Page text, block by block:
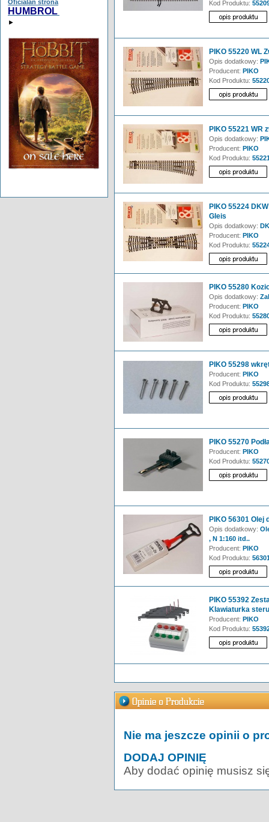
Oficialan strona
HUMBROL
►
Kod Produktu:
PIKO 55220 WL
Opis dodatkowy:
Producent: PIKO
Kod Produktu:
PIKO 55221 WR
Opis dodatkowy:
Producent: PIKO
Kod Produktu:
PIKO 55224
Gleis
Opis dodatkowy:
Producent: PIKO
Kod Produktu:
PIKO 55280
Opis dodatkowy:
Producent: PIKO
Kod Produktu:
PIKO 55298
Producent: PIKO
Kod Produktu:
PIKO 55270
Producent: PIKO
Kod Produktu:
PIKO 56301 Olej
Opis dodatkowy:
, N 1:160 itd..
Producent: PIKO
Kod Produktu:
PIKO 55392
Klawiaturka
Producent: PIKO
Kod Produktu:
Nie ma jeszcze opinii o
DODAJ OPINIĘ
Aby dodać opinię musisz